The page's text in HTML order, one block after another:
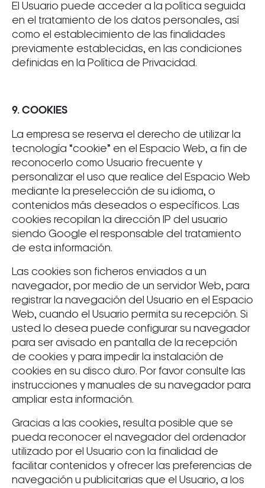
El Usuario puede acceder a la política seguida
en el tratamiento de los datos personales, así
como el establecimiento de las finalidades
previamente establecidas, en las condiciones
definidas en la Política de Privacidad.
9. COOKIES
La empresa se reserva el derecho de utilizar la
tecnología “cookie” en el Espacio Web, a fin de
reconocerlo como Usuario frecuente y
personalizar el uso que realice del Espacio Web
mediante la preselección de su idioma, o
contenidos más deseados o específicos. Las
cookies recopilan la dirección IP del usuario
siendo Google el responsable del tratamiento
de esta información.
Las cookies son ficheros enviados a un
navegador, por medio de un servidor Web, para
registrar la navegación del Usuario en el Espacio
Web, cuando el Usuario permita su recepción. Si
usted lo desea puede configurar su navegador
para ser avisado en pantalla de la recepción
de cookies y para impedir la instalación de
cookies en su disco duro. Por favor consulte las
instrucciones y manuales de su navegador para
ampliar esta información.
Gracias a las cookies, resulta posible que se
pueda reconocer el navegador del ordenador
utilizado por el Usuario con la finalidad de
facilitar contenidos y ofrecer las preferencias de
navegación u publicitarias que el Usuario, a los